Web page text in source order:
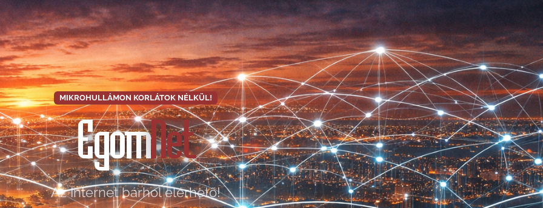
MIKROHULLÁMON KORLÁTOK NÉLKÜL!
EgomNet
Az Internet bárhol elérhető!